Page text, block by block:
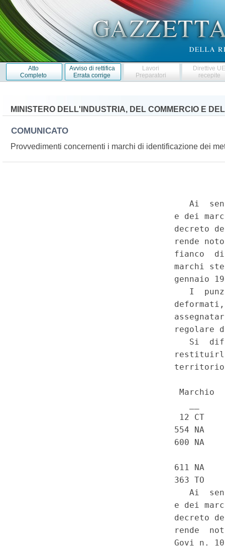
Atto
Completo
Avviso di rettifica
Errata corrige
Lavori
Preparatori
Direttive
recepite
MINISTERO DELL'INDUSTRIA, DEL COMMERCIO E
COMUNICATO
Provvedimenti concernenti i marchi di identificazione dei